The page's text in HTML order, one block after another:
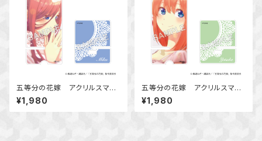
五等分の花嫁 アクリルスマホ
スタンド 中野 三玖
¥1,980
五等分の花嫁 アクリルスマホ
スタンド 中野 四葉
¥1,980